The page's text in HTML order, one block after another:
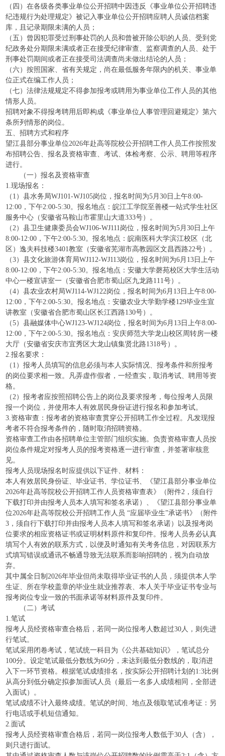
（四）在各级各类事业单位公开招聘中因违反《事业单位公开招聘违
纪违规行为处理规定》被记入事业单位公开招聘应聘人员诚信档案
库，且记录期限未满的人员；
（五）曾因犯罪受过刑事处罚的人员和曾被开除公职的人员、受到党
纪政务处分期限未满或者正在接受纪律审查、监察调查的人员、处于
刑事处罚期间或者正在接受司法调查尚未做出结论的人员；
（六）按照国家、省有关规定，尚在最低服务年限内的机关、事业单
位正式在编工作人员；
（七）法律法规规定不得参加报考或聘用为事业单位工作人员的其他
情形人员。
招聘对象不得报考聘用后即构成《事业单位人事管理回避规定》第六
条所列情形的岗位。
五、招聘方式和程序
望江县部分事业单位2026年赴高等院校公开招聘工作人员工作按照发
布招聘公告、报名及资格审查、考试、体检考察、公示、聘用等程序
进行。
（一）报名及资格审查
1.现场报名：
（1）县水务局WJ101-WJ105岗位，报名时间为5月30日上午8:00-
12:00，下午2:00-5:30。报名地点：皖江工学院至善楼一站式学生社区
服务中心（安徽省马鞍山市霍里山大道333号）。
（2）县卫生健康委员会WJ106-WJ111岗位，报名时间为5月30日上午
8:00-12:00，下午2:00-5:30。报名地点：皖南医科大学滨江校区（北
区）逸夫科技楼3401教室（安徽省芜湖市高教园区文昌西路22号）。
（3）县文化旅游体育局WJ112-WJ113岗位，报名时间为6月13日上午
8:00-12:00，下午2:00-5:30。报名地点：安徽大学‌磬苑校区大学生活动
中心一楼宣讲室一（安徽省合肥市蜀山区九龙路111号）。
（4）县农业农村局WJ114-WJ122岗位，报名时间为6月13日上午8:00-
12:00，下午2:00-5:30。报名地点：安徽农业大学勤学楼129毕业生宣
讲教室（安徽省合肥市蜀山区长江西路130号）。
（5）县融媒体中心WJ123-WJ124岗位，报名时间为6月13日上午8:00-
12:00，下午2:00-5:30。报名地点：安庆师范大学龙山校区周转房一楼
大厅‌（安徽省安庆市宜秀区大龙山镇集贤北路1318号）。
2.报名要求：
（1）报考人员填写的信息必须与本人实际情况、报考条件和所报考
的岗位要求相一致。凡弄虚作假者，一经查实，取消考试、聘用等资
格。
（2）报考者应按照招聘公告上的岗位及要求报考，每位报考人员限
报一个岗位，并使用本人有效居民身份证进行报名和参加考试。
3.资格审查：报考者的资格审查贯穿公开招聘工作全过程。凡发现报
考者不符合报考条件的，随时取消招聘资格。
资格审查工作由各招聘单位主管部门组织实施。负责资格审查人员按
岗位条件规定对报考人员的报考资格逐一进行审查，并签署审核意
见。
报考人员现场报名时应提供以下证件、材料：
本人有效居民身份证、毕业证书、学位证书、《望江县部分事业单位
2026年赴高等院校公开招聘工作人员资格审查表》（附件2，须自行
下载打印并由报考人员本人填写和签名承诺）、《望江县部分事业单
位2026年赴高等院校公开招聘工作人员 “应届毕业生”承诺书》（附件
3，须自行下载打印并由报考人员本人填写和签名承诺）以及报考岗
位要求的相应资格证书或证明材料原件和复印件。报考人员务必认真
填写个人有效的联系方式，以便及时通知有关考务信息，对因联系方
式填写错误或通讯不畅通导致无法联系而影响招聘的，视为自动放
弃。
其中属全日制2026年毕业但尚未取得毕业证书的人员，须提供本人学
生证、所在学校盖章的毕业生就业推荐表、本人关于毕业证书专业与
报考岗位专业一致的书面承诺等材料原件及复印件。
（二）考试
1.笔试
报考人员经资格审查合格后，若同一岗位报考人数超过30人，则先进
行笔试。
笔试采用闭卷考试，笔试统一科目为《公共基础知识》，笔试总分
100分。设定笔试最低分数线为60分，未达到最低分数线的，取消进
入下一环节资格。根据笔试成绩排名，按实际公开招聘计划的1:3比例
从高分到低分确定拟参加面试人员（最后一名多人成绩相同，全部进
入面试）。
笔试成绩不计入最终成绩。笔试的时间、地点及领取笔试准考证：另
行电话或手机短信通知。
2.面试
报考人员经资格审查合格后，若同一岗位报考人数低于30人（含），
则只进行面试。